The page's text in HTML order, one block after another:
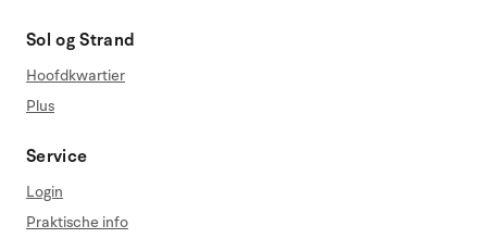
Sol og Strand
Hoofdkwartier
Plus
Service
Login
Praktische info